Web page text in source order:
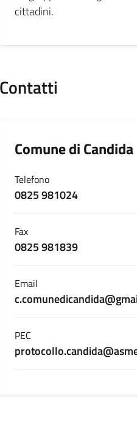
cittadini.
Contatti
Comune di Candida
Telefono
0825 981024
Fax
0825 981839
Email
PEC